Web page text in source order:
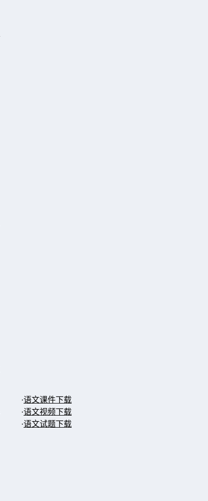
·语文课件下载
·语文视频下载
·语文试题下载